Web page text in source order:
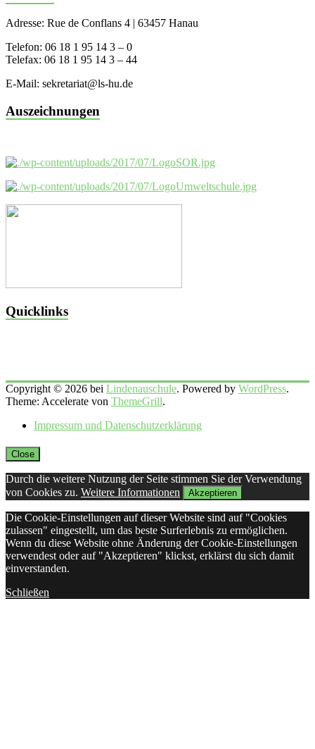
Adresse: Rue de Conflans 4 | 63457 Hanau
Telefon: 06 18 1 95 14 3 – 0
Telefax: 06 18 1 95 14 3 – 44
E-Mail: sekretariat@ls-hu.de
Auszeichnungen
Quicklinks
Copyright © 2026 bei Lindenauschule. Powered by WordPress.
Theme: Accelerate von ThemeGrill.
Impressum und Datenschutzerklärung
Close
Durch die weitere Nutzung der Seite stimmen Sie der Verwendung
von Cookies zu. Weitere Informationen Akzeptieren
Die Cookie-Einstellungen auf dieser Website sind auf "Cookies
zulassen" eingestellt, um das beste Surferlebnis zu ermöglichen.
Wenn du diese Website ohne Änderung der Cookie-Einstellungen
verwendest oder auf "Akzeptieren" klickst, erklärst du sich damit
einverstanden.
Schließen